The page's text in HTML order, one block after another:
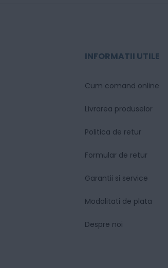
INFORMATII UTILE
Cum comand online
Livrarea produselor
Politica de retur
Formular de retur
Garantii si service
Modalitati de plata
Despre noi